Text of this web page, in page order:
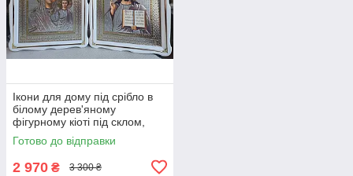
Ікони для дому під срібло в
білому дерев'яному
фігурному кіоті під склом,
розмір кіота 54*40, сюжет
33*46
Готово до відправки
2 970 ₴ 3 300 ₴